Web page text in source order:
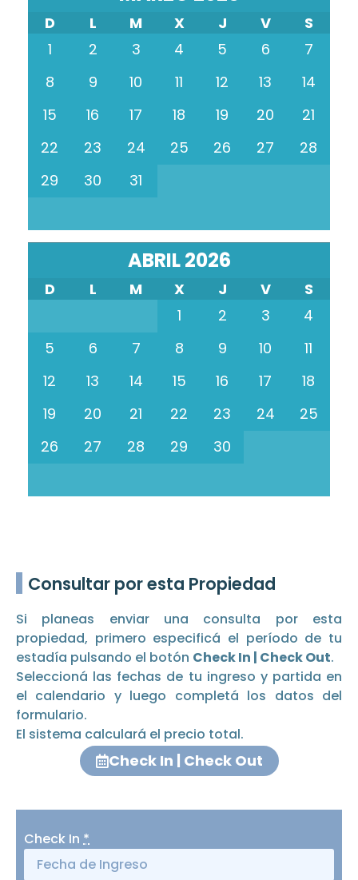
D L M X J V
S
1
2 3 4 5 6
7
8
9 10 11 12 13
14
15
16 17 18 19 20
21
22
23 24 25 26 27
28
29
30 31
ABRIL 2026
D L M X J V
S
1
2 3
4
5
6 7 8 9 10
11
12
13 14 15 16 17
18
19
20 21 22 23 24
25
26
27 28 29 30
Consultar por esta Propiedad
Si planeas enviar una consulta por esta
propiedad, primero especificá el período de tu
estadía pulsando el botón Check In | Check Out.
Seleccioná las fechas de tu ingreso y partida en
el calendario y luego completá los datos del
formulario.
El sistema calculará el precio total.
Check In | Check Out
Check In *